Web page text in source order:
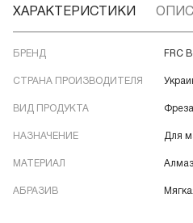
ХАРАКТЕРИСТИКИ
БРЕНД FRC
СТРАНА ПРОИЗВОДИТЕЛЯ
ВИД ПРОДУКТА
НАЗНАЧЕНИЕ Для
МАТЕРИАЛ
АБРАЗИВ